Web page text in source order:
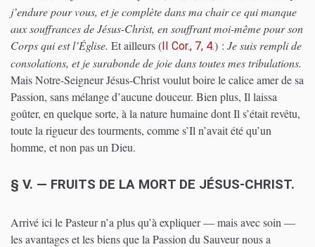
j’endure pour vous, et je complète dans ma chair ce qui manque
aux souffrances de Jésus-Christ, en souffrant moi-même pour son
Corps qui est l’Église. Et ailleurs(II Cor., 7, 4.) : Je suis rempli de
consolations, et je surabonde de joie dans toutes mes tribulations.
Mais Notre-Seigneur Jésus-Christ voulut boire le calice amer de sa
Passion, sans mélange d’aucune douceur. Bien plus, Il laissa
goûter, en quelque sorte, à la nature humaine dont Il s’était revêtu,
toute la rigueur des tourments, comme s’Il n’avait été qu’un
homme, et non pas un Dieu.
§ V. — FRUITS DE LA MORT DE JÉSUS-CHRIST.
Arrivé ici le Pasteur n’a plus qu’à expliquer — mais avec soin —
les avantages et les biens que la Passion du Sauveur nous a